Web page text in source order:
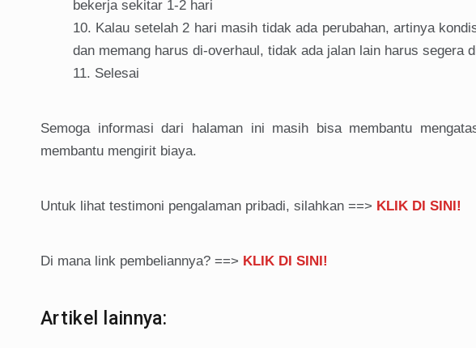
bekerja sekitar 1-2 hari
Kalau setelah 2 hari masih tidak ada perubahan, artinya
dan memang harus di-overhaul, tidak ada jalan lain harus segera
Selesai
Semoga informasi dari halaman ini masih bisa membantu
membantu mengirit biaya.
Untuk lihat testimoni pengalaman pribadi, silahkan ==> KLIK DI SINI!
Di mana link pembeliannya? ==> KLIK DI SINI!
Artikel lainnya: